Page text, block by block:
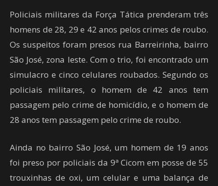
Policiais militares da Força Tática prenderam três
homens de 28, 29 e 42 anos pelos crimes de roubo.
Os suspeitos foram presos rua Barreirinha, bairro
São José, zona leste. Com o trio, foi encontrado um
simulacro e cinco celulares roubados. Segundo os
policiais militares, o homem de 42 anos tem
passagem pelo crime de homicídio, e o homem de
28 anos tem passagem pelo crime de roubo.
Ainda no bairro São José, um homem de 19 anos
foi preso por policiais da 9ª Cicom em posse de 55
trouxinhas de oxi, um celular e uma balança de